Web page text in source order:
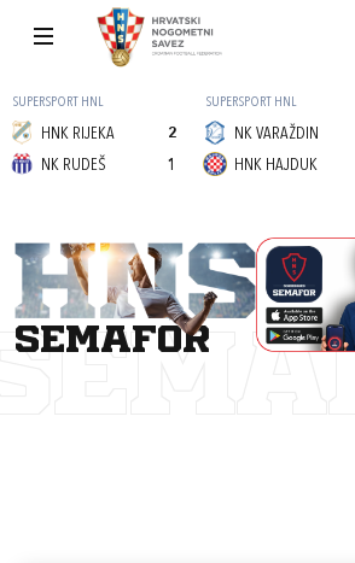
SUPERSPORT HNL
HNK RIJEKA
2
1
NK RUDEŠ
SUPERSPORT HNL
NK VARAŽDIN
HNK HAJDUK
semafor